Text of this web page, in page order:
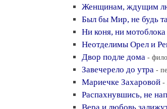
Женщинам, ждущим
Был бы Мир, не будь
Ни коня, ни мотоблока
Неотделимы Орел и
Двор подле дома -
Завечерело до утра -
Мариечке Захаровой -
Распахнувшись, не